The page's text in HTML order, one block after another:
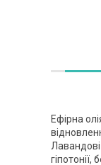
Ефірна
гіпотонії,